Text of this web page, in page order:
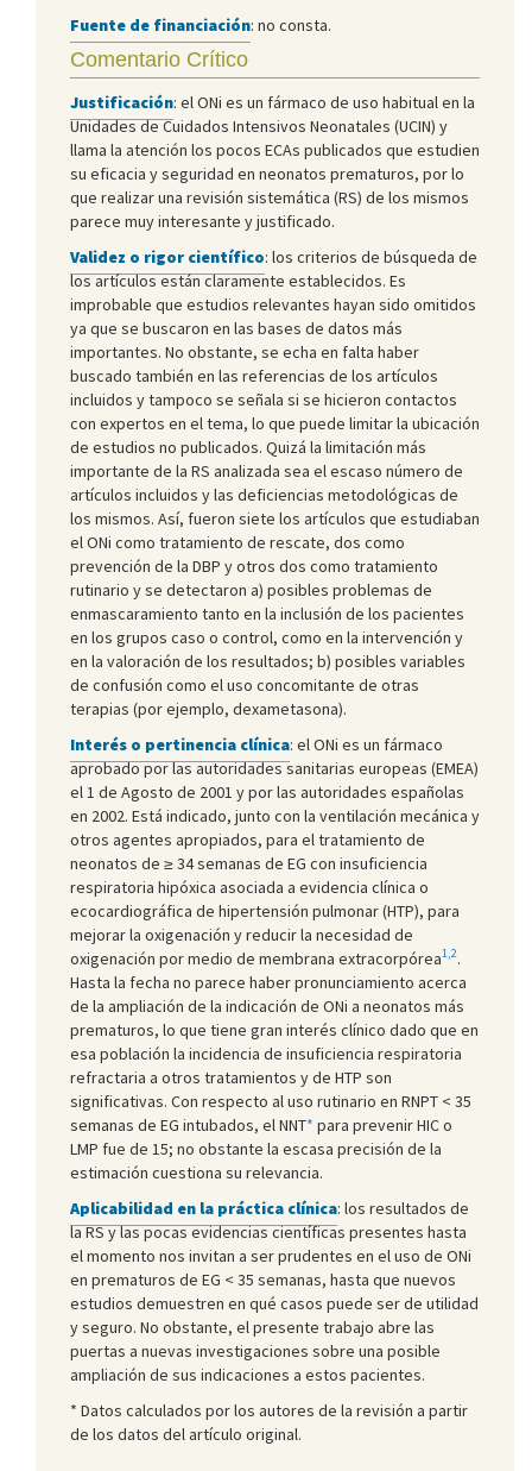
Fuente de financiación: no consta.
Comentario Crítico
Justificación: el ONi es un fármaco de uso habitual en la
Unidades de Cuidados Intensivos Neonatales (UCIN) y
llama la atención los pocos ECAs publicados que estudien
su eficacia y seguridad en neonatos prematuros, por lo
que realizar una revisión sistemática (RS) de los mismos
parece muy interesante y justificado.
Validez o rigor científico: los criterios de búsqueda de
los artículos están claramente establecidos. Es
improbable que estudios relevantes hayan sido omitidos
ya que se buscaron en las bases de datos más
importantes. No obstante, se echa en falta haber
buscado también en las referencias de los artículos
incluidos y tampoco se señala si se hicieron contactos
con expertos en el tema, lo que puede limitar la ubicación
de estudios no publicados. Quizá la limitación más
importante de la RS analizada sea el escaso número de
artículos incluidos y las deficiencias metodológicas de
los mismos. Así, fueron siete los artículos que estudiaban
el ONi como tratamiento de rescate, dos como
prevención de la DBP y otros dos como tratamiento
rutinario y se detectaron a) posibles problemas de
enmascaramiento tanto en la inclusión de los pacientes
en los grupos caso o control, como en la intervención y
en la valoración de los resultados; b) posibles variables
de confusión como el uso concomitante de otras
terapias (por ejemplo, dexametasona).
Interés o pertinencia clínica: el ONi es un fármaco
aprobado por las autoridades sanitarias europeas (EMEA)
el 1 de Agosto de 2001 y por las autoridades españolas
en 2002. Está indicado, junto con la ventilación mecánica y
otros agentes apropiados, para el tratamiento de
neonatos de ≥ 34 semanas de EG con insuficiencia
respiratoria hipóxica asociada a evidencia clínica o
ecocardiográfica de hipertensión pulmonar (HTP), para
mejorar la oxigenación y reducir la necesidad de
oxigenación por medio de membrana extracorpórea1,2.
Hasta la fecha no parece haber pronunciamiento acerca
de la ampliación de la indicación de ONi a neonatos más
prematuros, lo que tiene gran interés clínico dado que en
esa población la incidencia de insuficiencia respiratoria
refractaria a otros tratamientos y de HTP son
significativas. Con respecto al uso rutinario en RNPT < 35
semanas de EG intubados, el NNT* para prevenir HIC o
LMP fue de 15; no obstante la escasa precisión de la
estimación cuestiona su relevancia.
Aplicabilidad en la práctica clínica: los resultados de
la RS y las pocas evidencias científicas presentes hasta
el momento nos invitan a ser prudentes en el uso de ONi
en prematuros de EG < 35 semanas, hasta que nuevos
estudios demuestren en qué casos puede ser de utilidad
y seguro. No obstante, el presente trabajo abre las
puertas a nuevas investigaciones sobre una posible
ampliación de sus indicaciones a estos pacientes.
* Datos calculados por los autores de la revisión a partir
de los datos del artículo original.